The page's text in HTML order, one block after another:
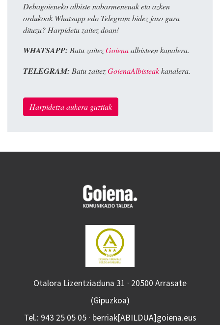
Debagoieneko albiste nabarmenenak eta azken
ordukoak Whatsapp edo Telegram bidez jaso gura
dituzu? Harpidetu zaitez doan!
WHATSAPP: Batu zaitezGoienaalbisteen kanalera.
TELEGRAM: Batu zaitezGoienaAlbisteakkanalera.
Harpidetza aukera guztiak
Otalora Lizentziaduna 31 · 20500 Arrasate
(Gipuzkoa)
Tel.: 943 25 05 05 · berriak[ABILDUA]goiena.eus